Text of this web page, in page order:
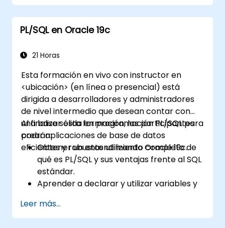
paquetes y disparadores (triggers), para
aplicaciones modulares y escalables.
Implementar estructuras de datos
gestionar resultados de consultas
Gestionar errores de manera robusta y
asegurar el código utilizando técnicas de
encriptación, ofuscación y compilación
condicional.
Aplicar PL/SQL en escenarios del mundo
real, aprovechando los paquetes
integrados para manejo de archivos,
automatización de correos electrónicos y
otras funcionalidades avanzadas.
PL/SQL en Oracle 19c
21 Horas
Esta formación en vivo con instructor en
<ubicación> (en línea o presencial) está
dirigida a desarrolladores y administradores
de nivel intermedio que desean contar con
una base sólida en programación PL/SQL para
crear aplicaciones de base de datos
eficientes y robustas utilizando Oracle 19c.
Al finalizar esta formación, los participantes
podrán:
Obtener un entendimiento completo de
qué es PL/SQL y sus ventajas frente al SQL
estándar.
Aprender a declarar y utilizar variables y
bloques PL/SQL.
Aplicar estructuras de control como IF-
Leer más...